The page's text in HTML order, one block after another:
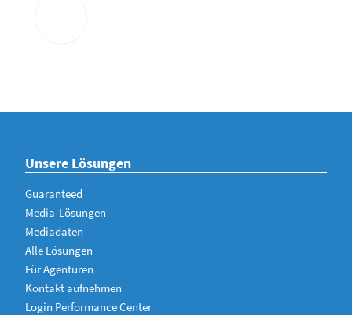
Unsere Lösungen
Guaranteed
Media-Lösungen
Mediadaten
Alle Lösungen
Für Agenturen
Kontakt aufnehmen
Login Performance Center